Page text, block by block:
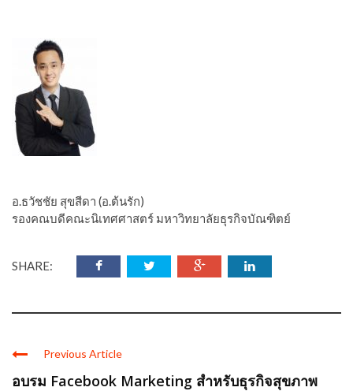
อ.ธวัชชัย สุขสีดา (อ.ต้นรัก)
รองคณบดีคณะนิเทศศาสตร์ มหาวิทยาลัยธุรกิจบัณฑิตย์
SHARE:
Previous Article
อบรม Facebook Marketing สำหรับธุรกิจสุขภาพ